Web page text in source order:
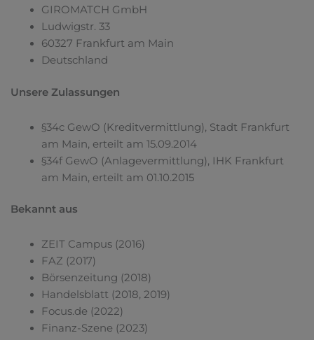
GIROMATCH GmbH
Ludwigstr. 33
60327 Frankfurt am Main
Deutschland
Unsere Zulassungen
§34c GewO (Kreditvermittlung), Stadt Frankfurt
am Main, erteilt am 15.09.2014
§34f GewO (Anlagevermittlung), IHK Frankfurt
am Main, erteilt am 01.10.2015
Bekannt aus
ZEIT Campus (2016)
FAZ (2017)
Börsenzeitung (2018)
Handelsblatt (2018, 2019)
Focus.de (2022)
Finanz-Szene (2023)